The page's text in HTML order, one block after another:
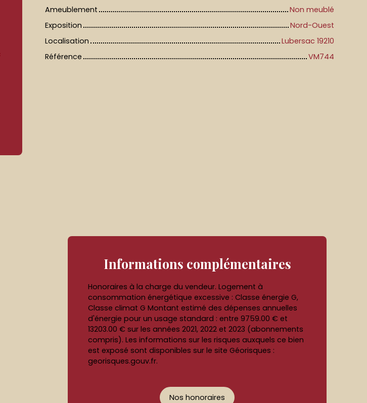
Ameublement
Non meublé
Exposition
Nord-Ouest
Localisation
Lubersac 19210
Référence
VM744
Informations complémentaires
Honoraires à la charge du vendeur. Logement à
consommation énergétique excessive : Classe énergie G,
Classe climat G Montant estimé des dépenses annuelles
d'énergie pour un usage standard : entre 9759.00 € et
13203.00 € sur les années 2021, 2022 et 2023 (abonnements
compris). Les informations sur les risques auxquels ce bien
est exposé sont disponibles sur le site Géorisques :
georisques.gouv.fr.
Nos honoraires